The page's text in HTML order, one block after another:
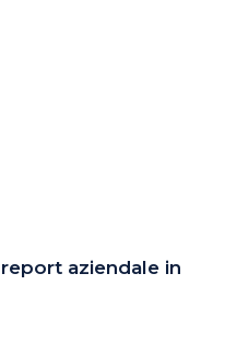
aziendale in